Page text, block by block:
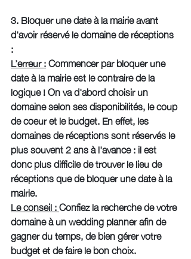
3. Bloquer une date à la mairie avant
d'avoir réservé le domaine de réceptions
:
L’erreur : Commencer par bloquer une
date à la mairie est le contraire de la
logique ! On va d'abord choisir un
domaine selon ses disponibilités, le coup
de coeur et le budget. En effet, les
domaines de réceptions sont réservés le
plus souvent 2 ans à l'avance : il est
donc plus difficile de trouver le lieu de
réceptions que de bloquer une date à la
mairie.
Le conseil : Confiez la recherche de votre
domaine à un wedding planner afin de
gagner du temps, de bien gérer votre
budget et de faire le bon choix.